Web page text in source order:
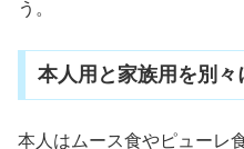
う。
本人用と家族用を別
本人はムース食やピューレ